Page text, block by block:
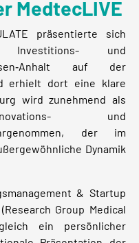
MedtecLIVE
präsentierte sich
und
auf der
erhielt dort eine klare
wird zunehmend als
und
der im
Dynamik
& Startup
Group Medical
ein persönlicher